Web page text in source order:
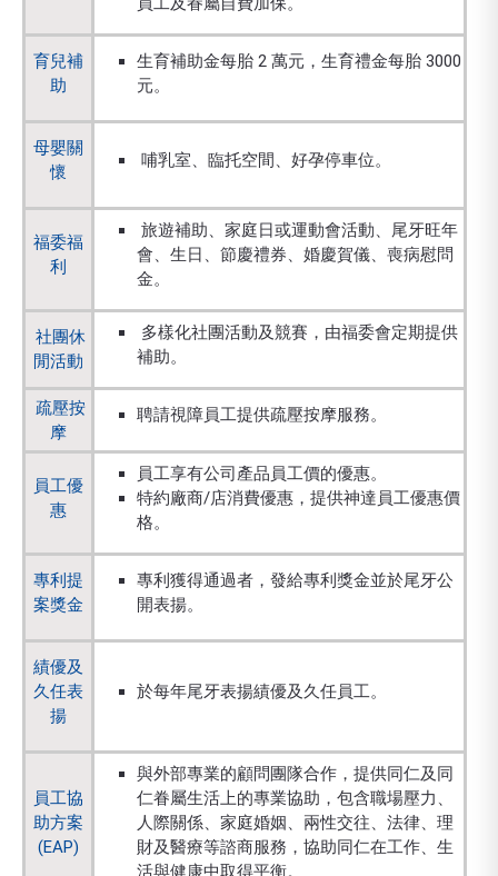
育兒補
助
生育補助金每胎 2 萬元，生育禮金每胎 3000
元。
母嬰關
懷
哺乳室、臨托空間、好孕停車位。
福委福
利
旅遊補助、家庭日或運動會活動、尾牙旺年
會、生日、節慶禮券、婚慶賀儀、喪病慰問
金。
社團休
閒活動
多樣化社團活動及競賽，由福委會定期提供
補助。
疏壓按
摩
聘請視障員工提供疏壓按摩服務。
員工優
惠
員工享有公司產品員工價的優惠。
特約廠商/店消費優惠，提供神達員工優惠價
格。
專利提
案獎金
專利獲得通過者，發給專利獎金並於尾牙公
開表揚。
績優及
久任表
揚
於每年尾牙表揚績優及久任員工。
員工協
助方案
(EAP)
與外部專業的顧問團隊合作，提供同仁及同
仁眷屬生活上的專業協助，包含職場壓力、
人際關係、家庭婚姻、兩性交往、法律、理
財及醫療等諮商服務，協助同仁在工作、生
活與健康中取得平衡。